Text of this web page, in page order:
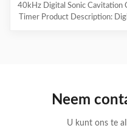
40kHz Digital Sonic Cavitation
Timer Product Description:
powerful and efficient
cleaner is ideal for cleaning
Neem
U kunt ons te